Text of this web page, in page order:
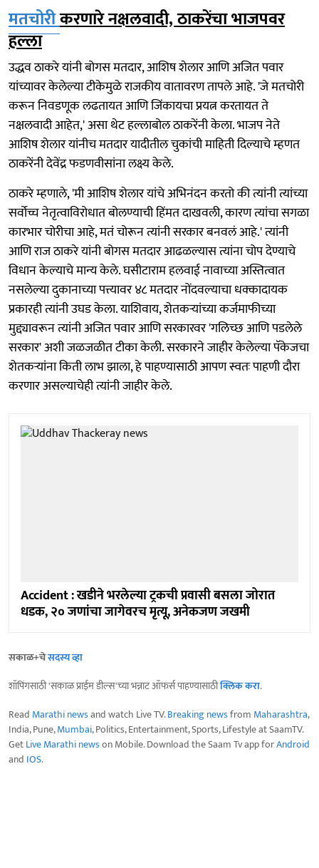
मतचोरीकरणारे नक्षलवादी, ठाकरेंचा भाजपवर
हल्ला
उद्धव ठाकरे यांनी बोगस मतदार, आशिष शेलार आणि अजित पवार
यांच्यावर केलेल्या टीकेमुळे राजकीय वातावरण तापले आहे. 'जे मतचोरी
करून निवडणूक लढतायत आणि जिंकायचा प्रयत्न करतायत ते
नक्षलवादी आहेत,' असा थेट हल्लाबोल ठाकरेंनी केला. भाजप नेते
आशिष शेलार यांनीच मतदार यादीतील चुकांची माहिती दिल्याचे म्हणत
ठाकरेंनी देवेंद्र फडणवीसांना लक्ष्य केले.
ठाकरे म्हणाले, 'मी आशिष शेलार यांचे अभिनंदन करतो की त्यांनी त्यांच्या
सर्वोच्च नेतृत्वाविरोधात बोलण्याची हिंमत दाखवली, कारण त्यांचा सगळा
कारभार चोरीचा आहे, मतं चोरून त्यांनी सरकार बनवलं आहे.' त्यांनी
आणि राज ठाकरे यांनी बोगस मतदार आढळल्यास त्यांना चोप देण्याचे
विधान केल्याचे मान्य केले. घसीटाराम हलवाई नावाच्या अस्तित्वात
नसलेल्या दुकानाच्या पत्त्यावर ४८ मतदार नोंदवल्याचा धक्कादायक
प्रकारही त्यांनी उघड केला. याशिवाय, शेतकऱ्यांच्या कर्जमाफीच्या
मुद्द्यावरून त्यांनी अजित पवार आणि सरकारवर 'गलिच्छ आणि पडलेले
सरकार' अशी जळजळीत टीका केली. सरकारने जाहीर केलेल्या पॅकेजचा
शेतकऱ्यांना किती लाभ झाला, हे पाहण्यासाठी आपण स्वतः पाहणी दौरा
करणार असल्याचेही त्यांनी जाहीर केले.
Accident : खडीने भरलेल्या ट्रकची प्रवासी बसला जोरात
धडक, २० जणांचा जागेवरच मृत्यू, अनेकजण जखमी
सकाळ+चेसदस्य व्हा
शॉपिंगसाठी 'सकाळ प्राईम डील्स'च्या भन्नाट ऑफर्स पाहण्यासाठीक्लिक करा.
Read Marathi newsand watch Live TV.Breaking newsfrom Maharashtra,
India, Pune,Mumbai, Politics, Entertainment, Sports, Lifestyle at SaamTV.
GetLive Marathi newson Mobile. Download the Saam Tv app forAndroid
and IOS.